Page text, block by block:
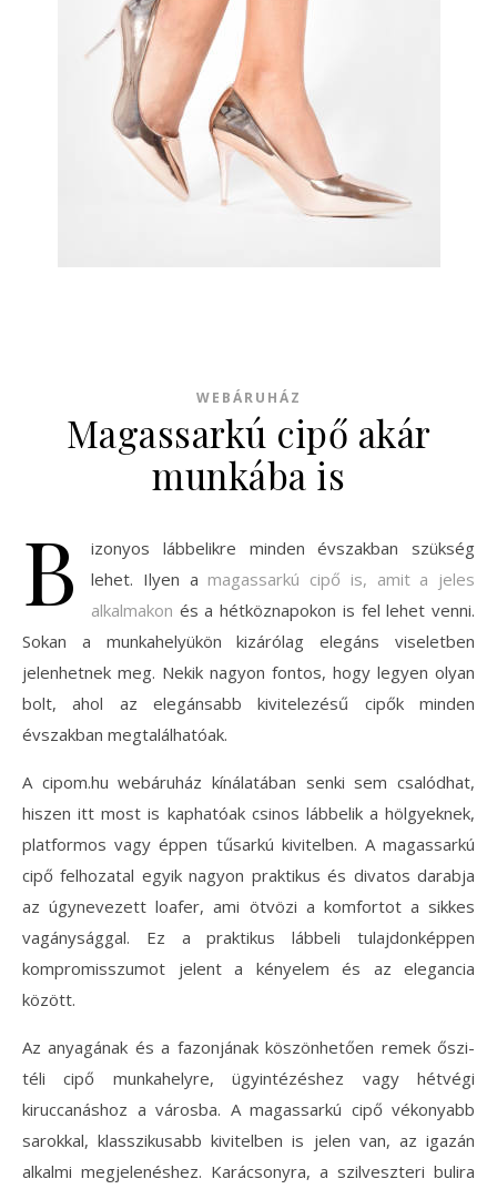
WEBÁRUHÁZ
Magassarkú cipő akár
munkába is
B
izonyos lábbelikre minden évszakban szükség
lehet. Ilyen a magassarkú cipő is, amit a jeles
alkalmakon és a hétköznapokon is fel lehet venni.
Sokan a munkahelyükön kizárólag elegáns viseletben
jelenhetnek meg. Nekik nagyon fontos, hogy legyen olyan
bolt, ahol az elegánsabb kivitelezésű cipők minden
évszakban megtalálhatóak.
A cipom.hu webáruház kínálatában senki sem csalódhat,
hiszen itt most is kaphatóak csinos lábbelik a hölgyeknek,
platformos vagy éppen tűsarkú kivitelben. A magassarkú
cipő felhozatal egyik nagyon praktikus és divatos darabja
az úgynevezett loafer, ami ötvözi a komfortot a sikkes
vagánysággal. Ez a praktikus lábbeli tulajdonképpen
kompromisszumot jelent a kényelem és az elegancia
között.
Az anyagának és a fazonjának köszönhetően remek őszi-
téli cipő munkahelyre, ügyintézéshez vagy hétvégi
kiruccanáshoz a városba. A magassarkú cipő vékonyabb
sarokkal, klasszikusabb kivitelben is jelen van, az igazán
alkalmi megjelenéshez. Karácsonyra, a szilveszteri bulira